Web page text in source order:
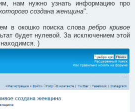
нам нужно узнать информацию про
создана женщина".
в окошко поиска слова ребро кривое
будет нулевой. За исключением этой
)